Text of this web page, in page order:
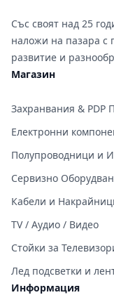
Със своят над 25
наложи на пазара с
развитие и
Магазин
Захранвания & PDP
Електронни
Полупроводници и
Сервизно
Кабели и
TV / Аудио / Видео
Стойки за
Лед подсветки и
Информация